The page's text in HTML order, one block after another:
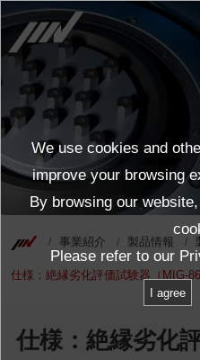
事業紹介 製品情報
仕様：絶縁劣化評価試験器（MIG-
仕様：絶縁劣化
製品詳細ページに戻る
We use cookies and
improve your browsing
By browsing our
Please refer to our
I agree